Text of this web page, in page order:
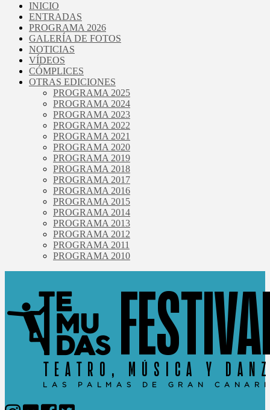
INICIO
ENTRADAS
PROGRAMA 2026
GALERÍA DE FOTOS
NOTICIAS
VÍDEOS
CÓMPLICES
OTRAS EDICIONES
PROGRAMA 2025
PROGRAMA 2024
PROGRAMA 2023
PROGRAMA 2022
PROGRAMA 2021
PROGRAMA 2020
PROGRAMA 2019
PROGRAMA 2018
PROGRAMA 2017
PROGRAMA 2016
PROGRAMA 2015
PROGRAMA 2014
PROGRAMA 2013
PROGRAMA 2012
PROGRAMA 2011
PROGRAMA 2010